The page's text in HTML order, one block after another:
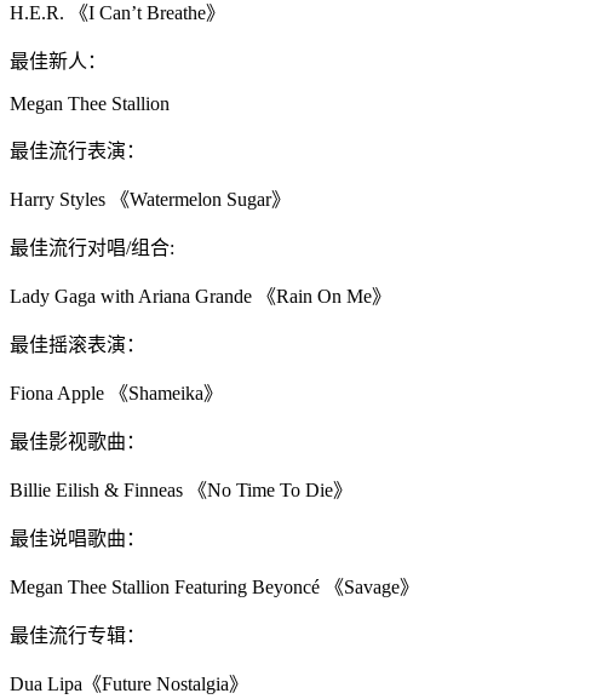
H.E.R. 《I Can’t Breathe》
最佳新人：
Megan Thee Stallion
最佳流行表演：
Harry Styles 《Watermelon Sugar》
最佳流行对唱/组合:
Lady Gaga with Ariana Grande 《Rain On Me》
最佳摇滚表演：
Fiona Apple 《Shameika》
最佳影视歌曲：
Billie Eilish & Finneas 《No Time To Die》
最佳说唱歌曲：
Megan Thee Stallion Featuring Beyoncé 《Savage》
最佳流行专辑：
Dua Lipa《Future Nostalgia》